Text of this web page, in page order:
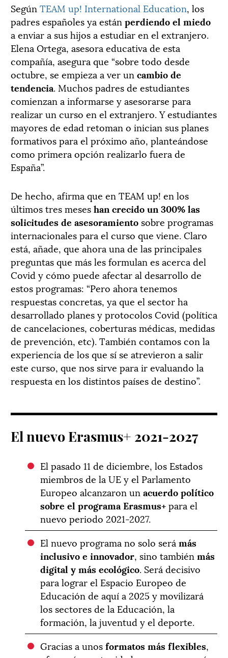
Según TEAM up! International Education, los
padres españoles ya están perdiendo el miedo
a enviar a sus hijos a estudiar en el extranjero.
Elena Ortega, asesora educativa de esta
compañía, asegura que “sobre todo desde
octubre, se empieza a ver un cambio de
tendencia. Muchos padres de estudiantes
comienzan a informarse y asesorarse para
realizar un curso en el extranjero. Y estudiantes
mayores de edad retoman o inician sus planes
formativos para el próximo año, planteándose
como primera opción realizarlo fuera de
España”.
De hecho, afirma que en TEAM up! en los
últimos tres meseshan crecido un 300% las
solicitudes de asesoramiento sobre programas
internacionales para el curso que viene. Claro
está, añade, que ahora una de las principales
preguntas que más les formulan es acerca del
Covid y cómo puede afectar al desarrollo de
estos programas: “Pero ahora tenemos
respuestas concretas, ya que el sector ha
desarrollado planes y protocolos Covid (política
de cancelaciones, coberturas médicas, medidas
de prevención, etc). También contamos con la
experiencia de los que sí se atrevieron a salir
este curso, que nos sirve para ir evaluando la
respuesta en los distintos países de destino”.
El nuevo Erasmus+ 2021-2027
El pasado 11 de diciembre, los Estados
miembros de la UE y el Parlamento
Europeo alcanzaron unacuerdo político
sobre el programa Erasmus+para el
nuevo periodo 2021-2027.
El nuevo programa no solo serámás
inclusivo e innovador, sino tambiénmás
digital y más ecológico. Será decisivo
para lograr el Espacio Europeo de
Educación de aquí a 2025 y movilizará
los sectores de la Educación, la
formación, la juventud y el deporte.
Gracias a unosformatos más flexibles,